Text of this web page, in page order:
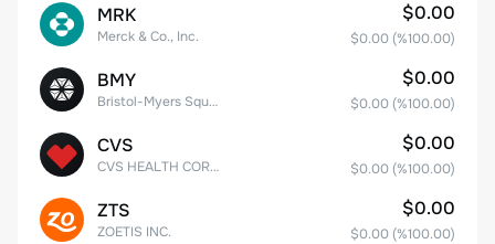
MRK
Merck & Co., Inc.
$0.00
$0.00 (%100.00)
BMY
Bristol-Myers Squibb Co.
$0.00
$0.00 (%100.00)
CVS
CVS HEALTH CORPORATION
$0.00
$0.00 (%100.00)
ZTS
ZOETIS INC.
$0.00
$0.00 (%100.00)